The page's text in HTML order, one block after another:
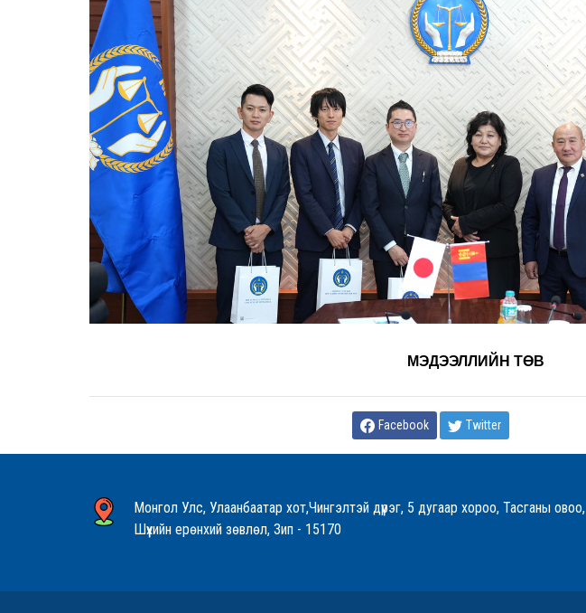
МЭДЭЭЛЛИЙН ТӨВ
Facebook Twitter
Монгол Улс, Улаанбаатар хот,Чингэлтэй дүүрэг, 5 дугаар хороо, Тасганы овоо,
Шүүхийн ерөнхий зөвлөл, Зип - 15170